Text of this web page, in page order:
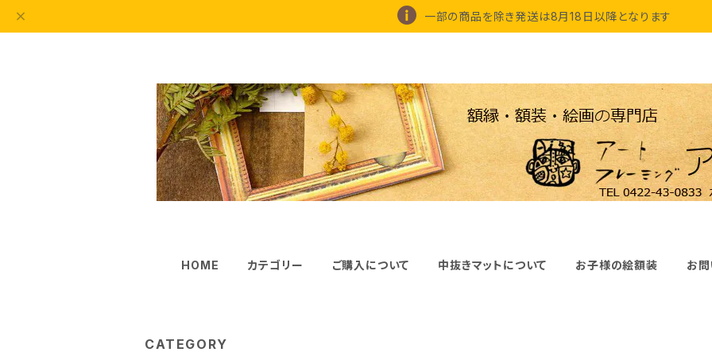
一部の商品を除き発送は8月18日以降となります
HOME カテゴリー ご購入について 中抜きマットについて お子様の絵額装 お
CATEGORY